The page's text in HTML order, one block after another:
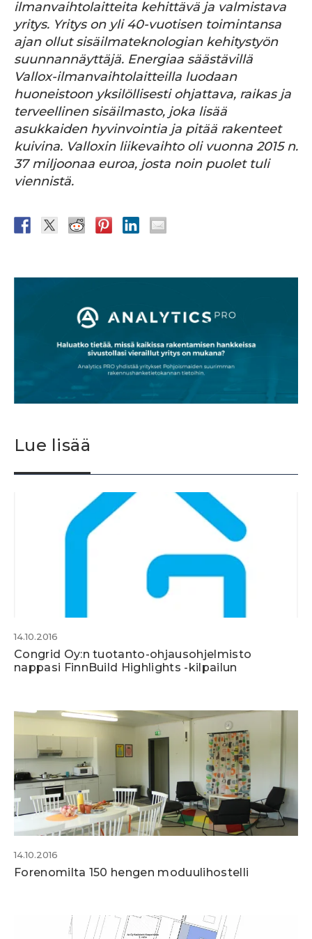
ilmanvaihtolaitteita kehittävä ja valmistava
yritys. Yritys on yli 40-vuotisen toimintansa
ajan ollut sisäilmateknologian kehitystyön
suunnannäyttäjä. Energiaa säästävillä
Vallox-ilmanvaihtolaitteilla luodaan
huoneistoon yksilöllisesti ohjattava, raikas ja
terveellinen sisäilmasto, joka lisää
asukkaiden hyvinvointia ja pitää rakenteet
kuivina. Valloxin liikevaihto oli vuonna 2015 n.
37 miljoonaa euroa, josta noin puolet tuli
viennistä.
Lue lisää
14.10.2016
Congrid Oy:n tuotanto-ohjausohjelmisto
nappasi FinnBuild Highlights -kilpailun
14.10.2016
Forenomilta 150 hengen moduulihostelli